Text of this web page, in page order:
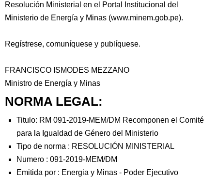
Resolución Ministerial en el Portal Institucional del
Ministerio de Energía y Minas (www.minem.gob.pe).
Regístrese, comuníquese y publíquese.
FRANCISCO ISMODES MEZZANO
Ministro de Energía y Minas
NORMA LEGAL:
Titulo: RM 091-2019-MEM/DM Recomponen el Comité
para la Igualdad de Género del Ministerio
Tipo de norma : RESOLUCIÓN MINISTERIAL
Numero : 091-2019-MEM/DM
Emitida por : Energia y Minas - Poder Ejecutivo